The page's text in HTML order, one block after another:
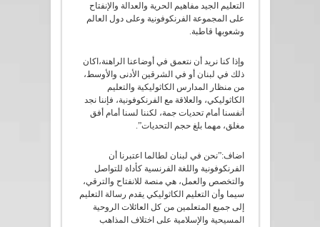
التعليم الجيد مفاهيم الحرية والعدالة والإنفتاح
على المجموعة الفرنكوفونية وعلى دول العالم
وشعوبها قاطبة.
وإذا كنا نريد أن نتعمق في أوضاعنا الراهنة،اكان
ذلك في لبنان أو في الشرقين الأدنى والأوسط،
من منظار المدارس الكاثوليكية والتعليم
الكاثوليكي، والعلاقة مع الفرنكوفونية، فإننا نجد
أنفسنا أمام تحديات جمة، لكننا لسنا أمام أفق
مغلق، مهما بلغ حجم التحديات”.
اضاف:”نحن في لبنان لطالما اعتبرنا أن
الفرنكوفونية واللغة الفرنسية كأداة للتواصل
والتخصص والعمل، هي منصة للانفتاح والترقي،
سيما وأن التعليم الكاثوليكي يقدم رسالة التعليم
إلى جميع المتعلمين من كل العائلات الروحية
المسيحية والإسلامية على اختلاف المذاهب